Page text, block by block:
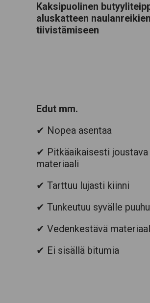
Kaksipuolinen
aluskatteen naulanreikien
tiivistämiseen
Edut mm.
✔ Nopea asentaa
✔ Pitkäaikaisesti joustava
materiaali
✔ Tarttuu lujasti kiinni
✔ Tunkeutuu syvälle
✔ Vedenkestävä
✔ Ei sisällä bitumia